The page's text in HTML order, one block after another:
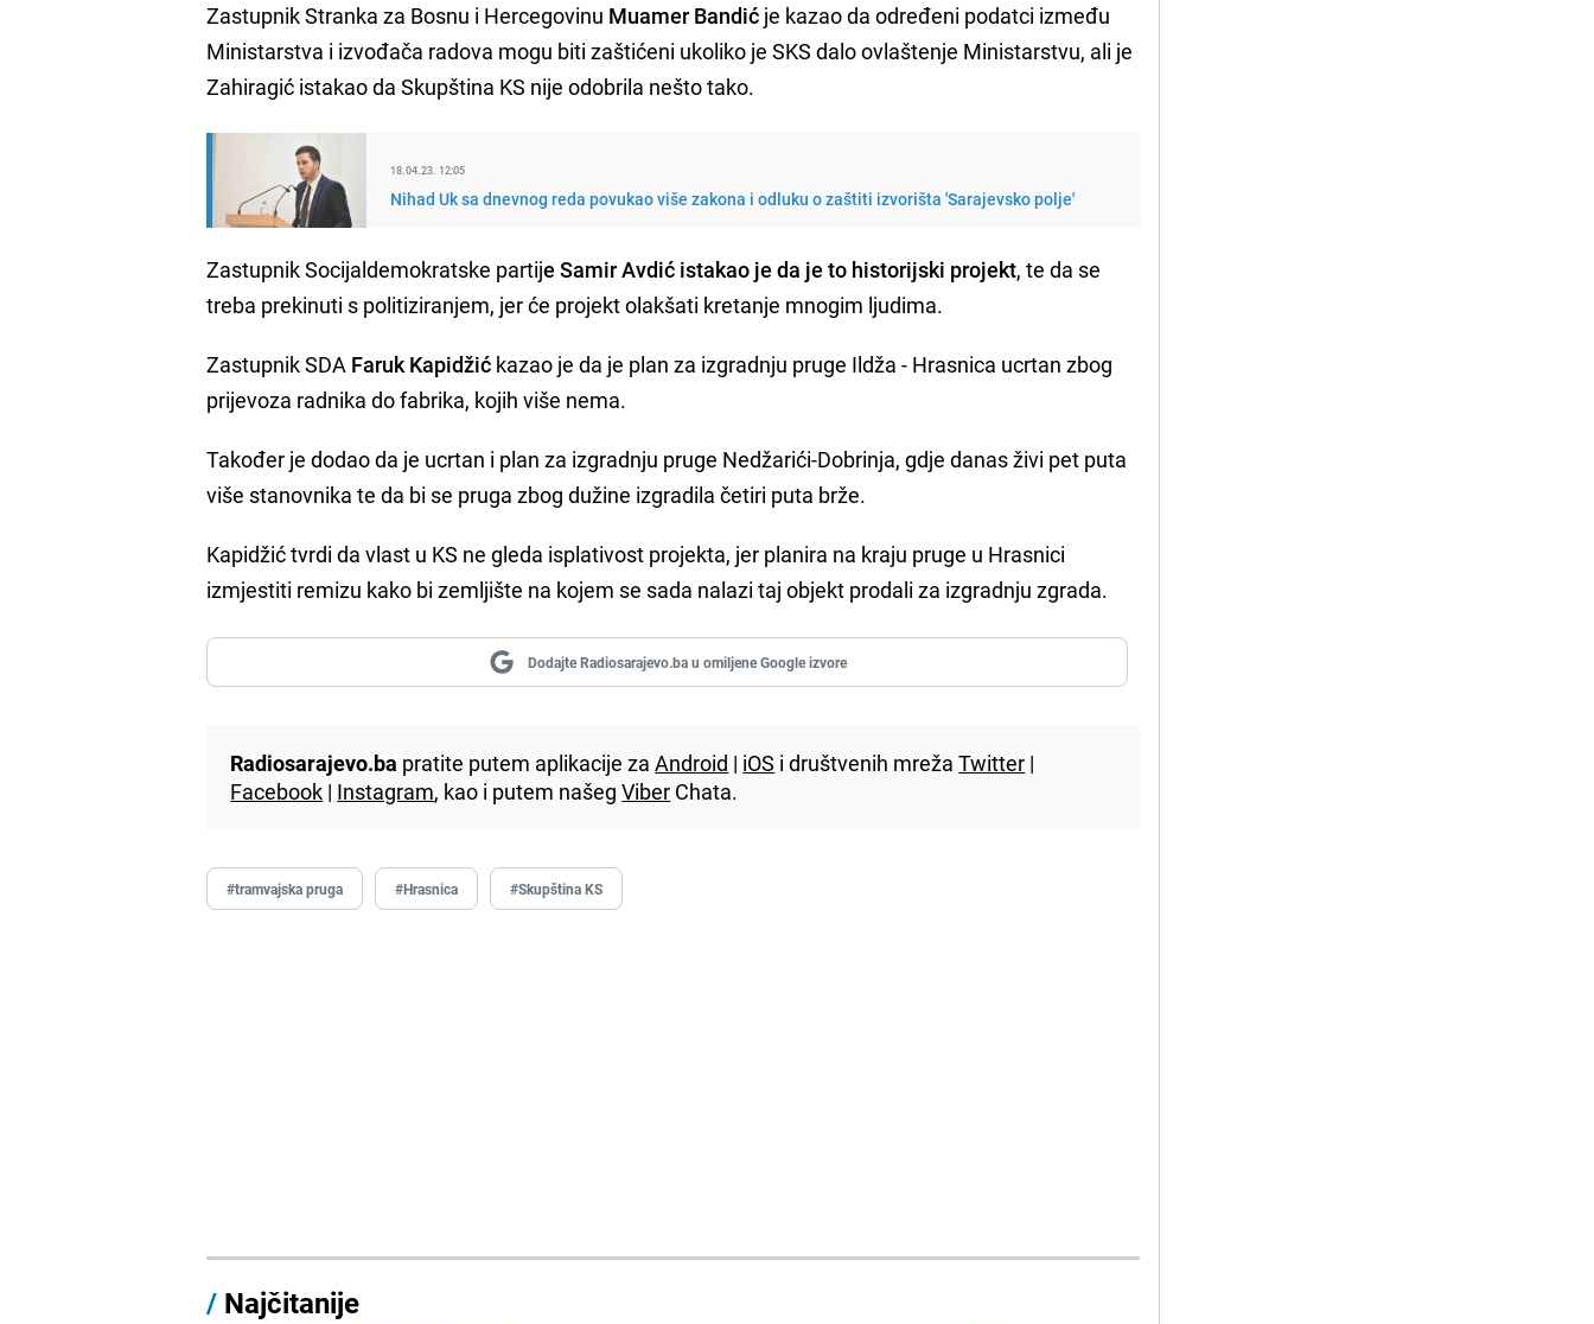
Zastupnik Stranka za Bosnu i Hercegovinu Muamer Bandić je kazao da određeni podatci između
Ministarstva i izvođača radova mogu biti zaštićeni ukoliko je SKS dalo ovlaštenje Ministarstvu, ali je
Zahiragić istakao da Skupština KS nije odobrila nešto tako.
18.04.23. 12:05
Nihad Uk sa dnevnog reda povukao više zakona i odluku o zaštiti izvorišta 'Sarajevsko polje'
Zastupnik Socijaldemokratske partije Samir Avdić istakao je da je to historijski projekt, te da se
treba prekinuti s politiziranjem, jer će projekt olakšati kretanje mnogim ljudima.
Zastupnik SDA Faruk Kapidžić kazao je da je plan za izgradnju pruge Ildža - Hrasnica ucrtan zbog
prijevoza radnika do fabrika, kojih više nema.
Također je dodao da je ucrtan i plan za izgradnju pruge Nedžarići-Dobrinja, gdje danas živi pet puta
više stanovnika te da bi se pruga zbog dužine izgradila četiri puta brže.
Kapidžić tvrdi da vlast u KS ne gleda isplativost projekta, jer planira na kraju pruge u Hrasnici
izmjestiti remizu kako bi zemljište na kojem se sada nalazi taj objekt prodali za izgradnju zgrada.
Dodajte Radiosarajevo.ba u omiljene Google izvore
Radiosarajevo.ba pratite putem aplikacije zaAndroid | iOS i društvenih mrežaTwitter |
Facebook | Instagram, kao i putem našegViber Chata.
#tramvajska pruga #Hrasnica #Skupština KS
/ Najčitanije